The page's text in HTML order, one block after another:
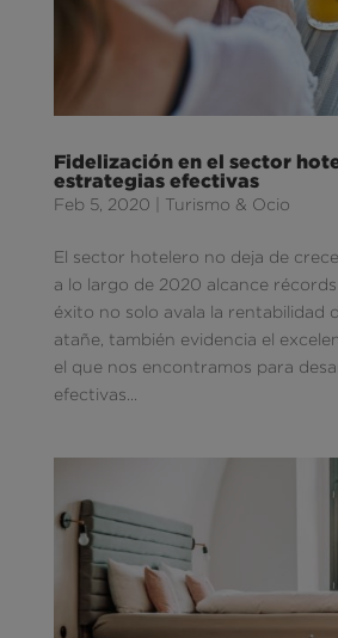
Fidelización en el sector
estrategias efectivas
Feb 5, 2020 Turismo & Ocio
El sector hotelero no deja de
a lo largo de 2020 alcance
éxito no solo avala la rentabilidad
atañe, también evidencia el
el que nos encontramos para
efectivas...